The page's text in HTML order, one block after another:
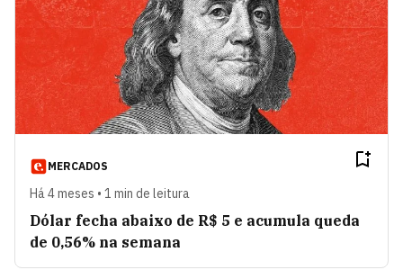
MERCADOS
Há 4 meses • 1 min de leitura
Dólar fecha abaixo de R$ 5 e acumula queda
de 0,56% na semana